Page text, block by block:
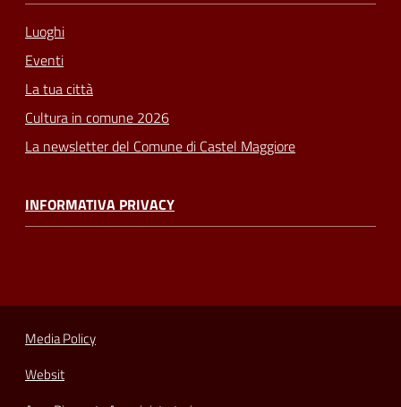
Luoghi
Eventi
La tua città
Cultura in comune 2026
La newsletter del Comune di Castel Maggiore
INFORMATIVA PRIVACY
Media Policy
Websit